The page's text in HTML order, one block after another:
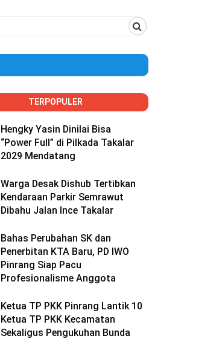
TERPOPULER
Hengky Yasin Dinilai Bisa
“Power Full” di Pilkada Takalar
2029 Mendatang
Warga Desak Dishub Tertibkan
Kendaraan Parkir Semrawut
Dibahu Jalan Ince Takalar
Bahas Perubahan SK dan
Penerbitan KTA Baru, PD IWO
Pinrang Siap Pacu
Profesionalisme Anggota
Ketua TP PKK Pinrang Lantik 10
Ketua TP PKK Kecamatan
Sekaligus Pengukuhan Bunda